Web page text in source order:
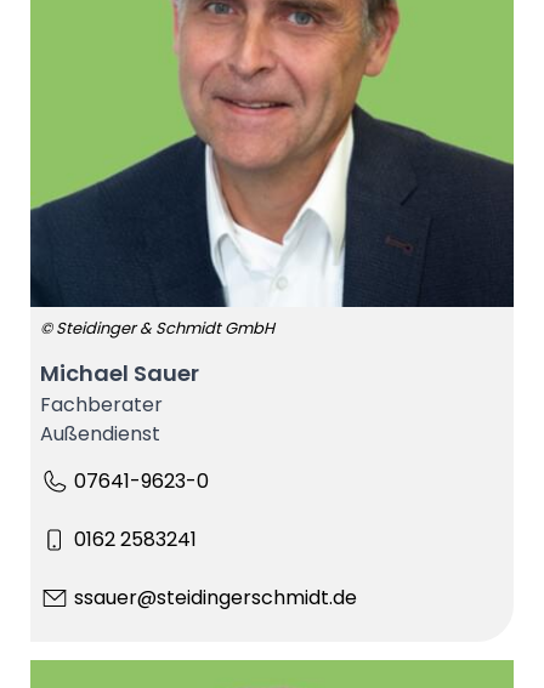
© Steidinger & Schmidt GmbH
Michael Sauer
Fachberater
Außendienst
07641-9623-0
0162 2583241
ssauer@steidingerschmidt.de